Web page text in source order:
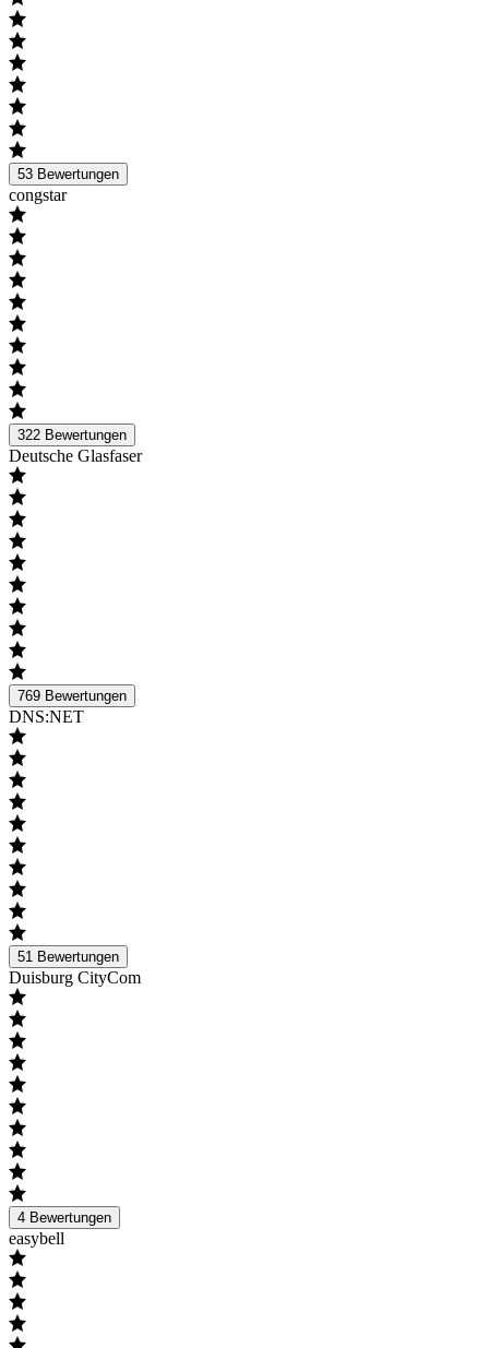
53 Bewertungen
congstar
322 Bewertungen
Deutsche Glasfaser
769 Bewertungen
DNS:NET
51 Bewertungen
Duisburg CityCom
4 Bewertungen
easybell